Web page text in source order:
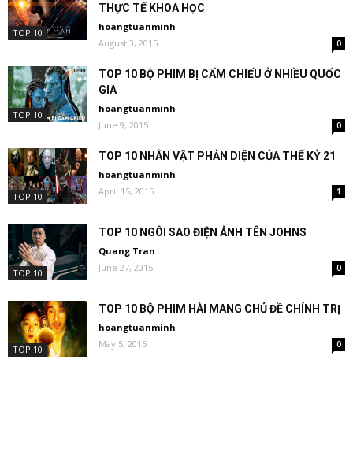
TOP 10
THỰC TẾ KHOA HỌC
hoangtuanminh
August 3, 2015
0
TOP 10
TOP 10 BỘ PHIM BỊ CẤM CHIẾU Ở NHIỀU QUỐC
GIA
hoangtuanminh
June 9, 2015
0
TOP 10
TOP 10 NHÂN VẬT PHẢN DIỆN CỦA THẾ KỶ 21
hoangtuanminh
April 15, 2015
1
TOP 10
TOP 10 NGÔI SAO ĐIỆN ẢNH TÊN JOHNS
Quang Tran
June 27, 2015
0
TOP 10
TOP 10 BỘ PHIM HÀI MANG CHỦ ĐỀ CHÍNH TRỊ
hoangtuanminh
May 5, 2015
0